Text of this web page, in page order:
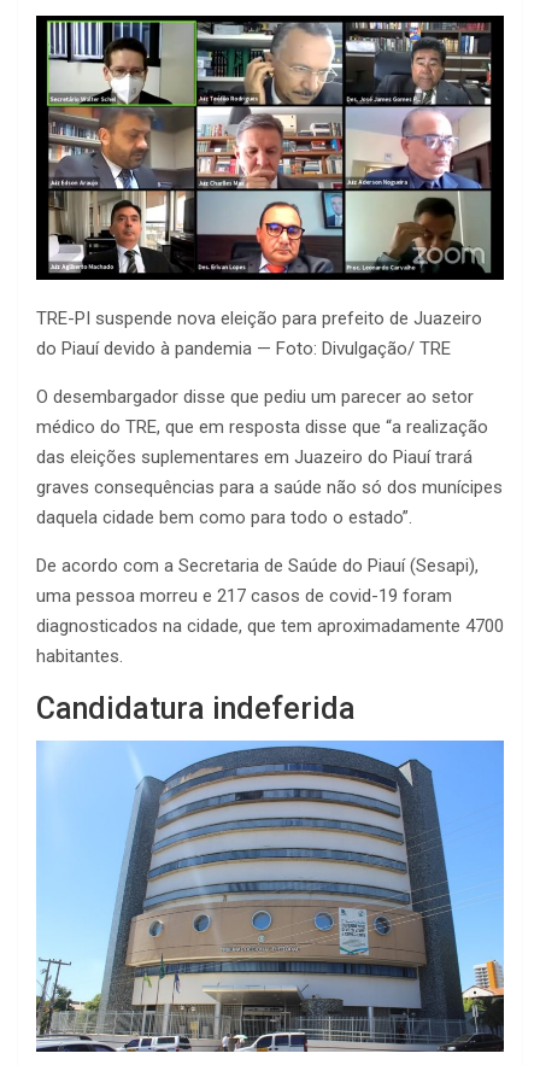
TRE-PI suspende nova eleição para prefeito de Juazeiro
do Piauí devido à pandemia — Foto: Divulgação/ TRE
O desembargador disse que pediu um parecer ao setor
médico do TRE, que em resposta disse que “a realização
das eleições suplementares em Juazeiro do Piauí trará
graves consequências para a saúde não só dos munícipes
daquela cidade bem como para todo o estado”.
De acordo com a Secretaria de Saúde do Piauí (Sesapi),
uma pessoa morreu e 217 casos de covid-19 foram
diagnosticados na cidade, que tem aproximadamente 4700
habitantes.
Candidatura indeferida